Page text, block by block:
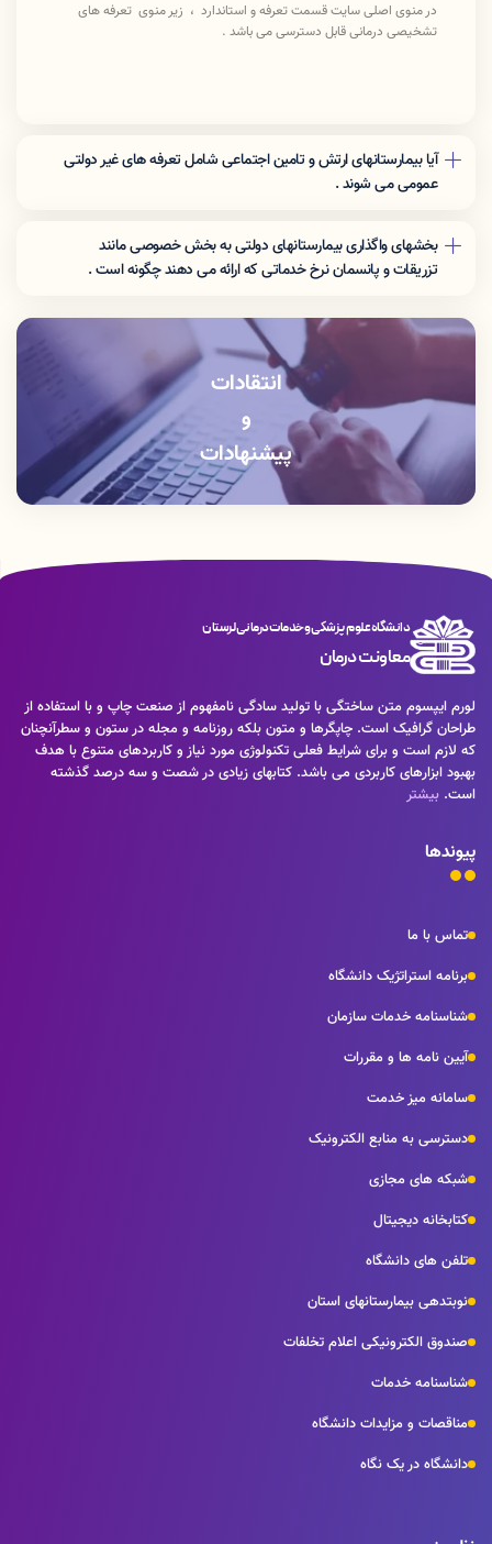
در منوی اصلی سایت قسمت تعرفه و استاندارد ، زیر منوی تعرفه های
تشخیصی درمانی قابل دسترسی می باشد .
آیا بیمارستانهای ارتش و تامین اجتماعی شامل تعرفه های غیر دولتی
عمومی می شوند .
بخشهای واگذاری بیمارستانهای دولتی به بخش خصوصی مانند
تزریقات و پانسمان نرخ خدماتی که اراِئه می دهند چگونه است .
انتقادات
و
پیشنهادات
دانشگاه علوم پزشکی و خدمات درمانی لرستان
معاونت درمان
لورم ایپسوم متن ساختگی با تولید سادگی نامفهوم از صنعت چاپ و با استفاده از
طراحان گرافیک است. چاپگرها و متون بلکه روزنامه و مجله در ستون و سطرآنچنان
که لازم است و برای شرایط فعلی تکنولوژی مورد نیاز و کاربردهای متنوع با هدف
بهبود ابزارهای کاربردی می باشد. کتابهای زیادی در شصت و سه درصد گذشته
است. بیشتر
پیوندها
تماس با ما
برنامه استراتژیک دانشگاه
شناسنامه خدمات سازمان
آیین نامه ها و مقررات
سامانه میز خدمت
دسترسی به منابع الکترونیک
شبکه های مجازی
کتابخانه دیجیتال
تلفن های دانشگاه
نوبتدهی بیمارستانهای استان
صندوق الکترونیکی اعلام تخلفات
شناسنامه خدمات
مناقصات و مزایدات دانشگاه
دانشگاه در یک نگاه